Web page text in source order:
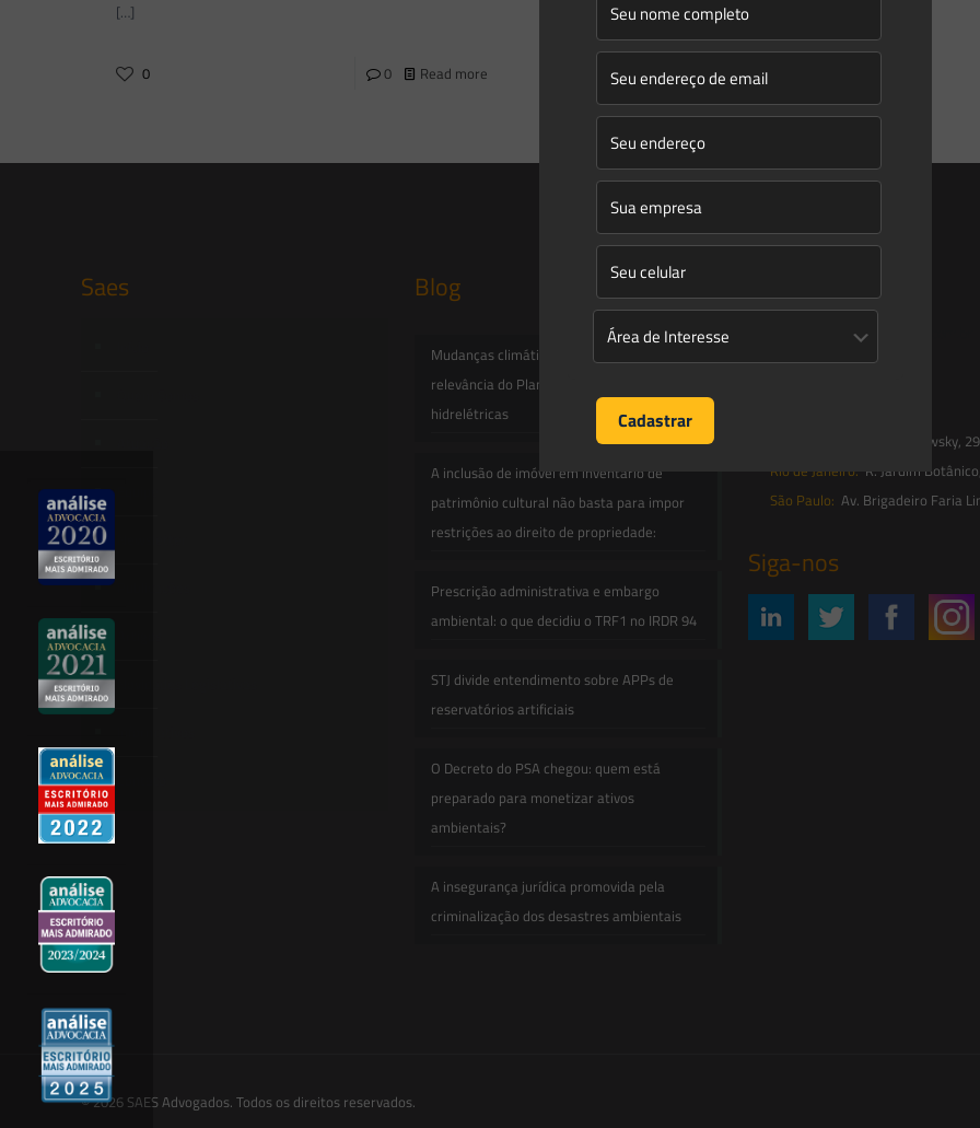
[…]
0 0 Read more
Saes Blog
Mudanças climáticas, risco operacional e a
relevância do Plano Clima 2026 para as
hidrelétricas
A inclusão de imóvel em inventário de
patrimônio cultural não basta para impor
restrições ao direito de propriedade:
Prescrição administrativa e embargo
ambiental: o que decidiu o TRF1 no IRDR 94
STJ divide entendimento sobre APPs de
reservatórios artificiais
O Decreto do PSA chegou: quem está
preparado para monetizar ativos
ambientais?
A insegurança jurídica promovida pela
criminalização dos desastres ambientais
Entre em contato
contato@saesadvogados.com.br
Av. Trompowsky,
Rio de Janeiro: R. Jardim
São Paulo: Av. Brigadeiro Faria
Siga-nos
© 2026 SAES Advogados. Todos os direitos reservados.